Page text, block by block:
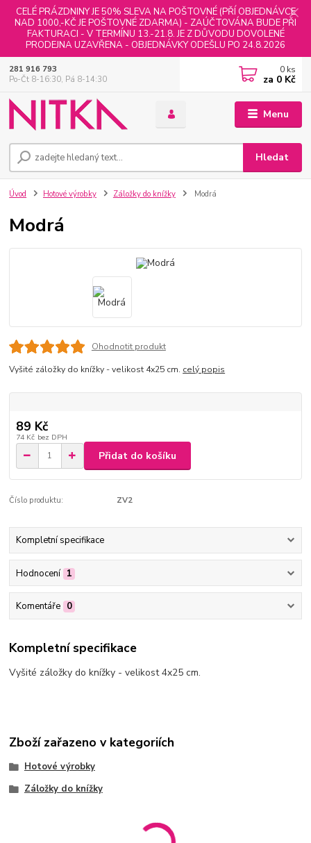
CELÉ PRÁZDNINY JE 50% SLEVA NA POŠTOVNÉ (PŘÍ OBJEDNÁVCE
NAD 1000,-KČ JE POŠTOVNÉ ZDARMA) - ZAÚČTOVÁNA BUDE PŘI
FAKTURACI - V TERMÍNU 13.-21.8. JE Z DŮVODU DOVOLENÉ
PRODEJNA UZAVŘENA - OBJEDNÁVKY ODEŠLU PO 24.8.2026
Menu
Hledat
281 916 793
Po-Čt 8-16:30, Pá 8-14:30
0 ks
za 0 Kč
Úvod Hotové výrobky Záložky do knížky Modrá
Modrá
Ohodnotit produkt
Vyšité záložky do knížky - velikost 4x25 cm. celý popis
89 Kč
74 Kč bez DPH
Přidat do košíku
Číslo produktu: ZV2
Kompletní specifikace
Hodnocení 1
Komentáře 0
Kompletní specifikace
Vyšité záložky do knížky - velikost 4x25 cm.
Zboží zařazeno v kategoriích
Hotové výrobky
Záložky do knížky